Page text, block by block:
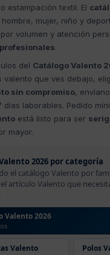
o estampación textil. El
mujer, niño y
volumen y atención
.
del Catálogo Valento
valento que ves debajo,
sin compromiso,
días laborables. Pedido
está listo para ser
mayor.
2026 por categoría
el catálogo Valento por
artículo Valento que
Valento 2026
Valento Polos